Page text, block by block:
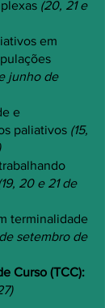
(20, 21 e
em
junho de
e
paliativos (15,
20 e 21 de
terminalidade
de setembro de
Curso (TCC):